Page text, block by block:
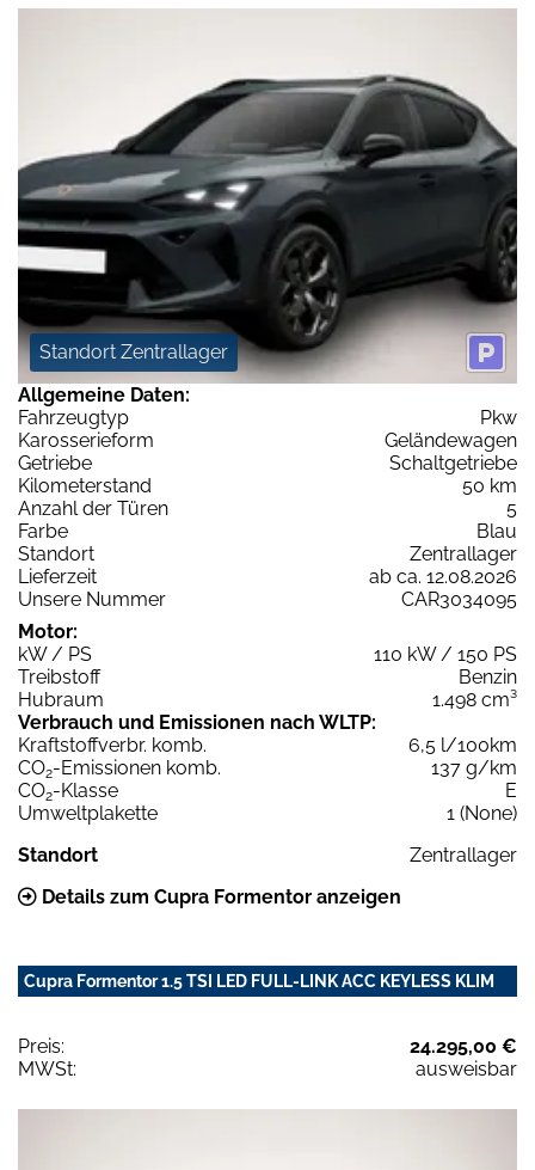
Standort Zentrallager
Allgemeine Daten:
Fahrzeugtyp
Pkw
Karosserieform
Geländewagen
Getriebe
Schaltgetriebe
Kilometerstand
50 km
Anzahl der Türen
5
Farbe
Blau
Standort
Zentrallager
Lieferzeit
ab ca. 12.08.2026
Unsere Nummer
CAR3034095
Motor:
kW / PS
110 kW / 150 PS
Treibstoff
Benzin
Hubraum
1.498 cm³
Verbrauch und Emissionen nach WLTP:
Kraftstoffverbr. komb.
6,5 l/100km
CO2-Emissionen komb.
137 g/km
CO2-Klasse
E
Umweltplakette
1 (None)
Standort
Zentrallager
Details zum Cupra Formentor anzeigen
Cupra Formentor 1.5 TSI LED FULL-LINK ACC KEYLESS KLIM
Preis:
24.295,00 €
MWSt:
ausweisbar